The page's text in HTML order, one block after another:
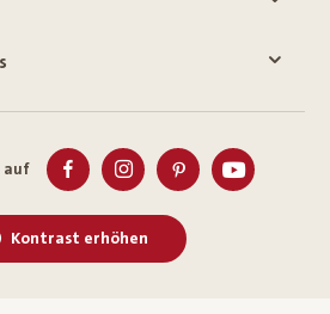
auf
Kontrast erhöhen